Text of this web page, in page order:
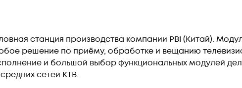
станция производства компании PBI (Китай).
решение по приёму, обработке и вещанию
и большой выбор функциональных модулей
сетей КТВ.